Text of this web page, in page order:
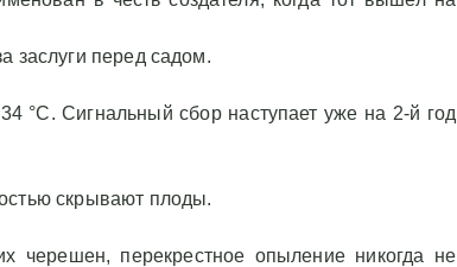
заслуги перед садом.
°C. Сигнальный сбор наступает уже на 2-й год
скрывают плоды.
черешен, перекрестное опыление никогда не